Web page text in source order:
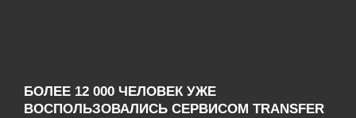
БОЛЕЕ 12 000 ЧЕЛОВЕК УЖЕ
ВОСПОЛЬЗОВАЛИСЬ СЕРВИСОМ TRANSFER